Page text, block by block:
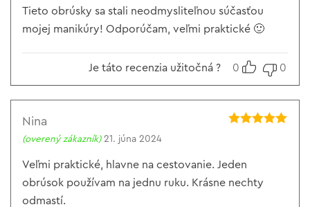
Tieto obrúsky sa stali neodmysliteľnou súčasťou
mojej manikúry! Odporúčam, veľmi praktické 🙂
Je táto recenzia užitočná ? 0 0
Nina
(overený zákazník) 21. júna 2024
Veľmi praktické, hlavne na cestovanie. Jeden
obrúsok používam na jednu ruku. Krásne nechty
odmastí.